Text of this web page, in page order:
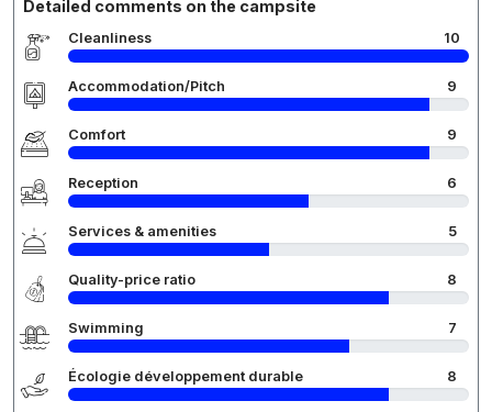
Detailed comments on the campsite
Cleanliness 10
Accommodation/Pitch 9
Comfort 9
Reception 6
Services & amenities 5
Quality-price ratio 8
Swimming 7
Écologie développement durable 8